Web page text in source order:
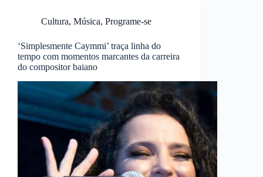
Cultura, Música, Programe-se
‘Simplesmente Caymmi’ traça linha do
tempo com momentos marcantes da carreira
do compositor baiano